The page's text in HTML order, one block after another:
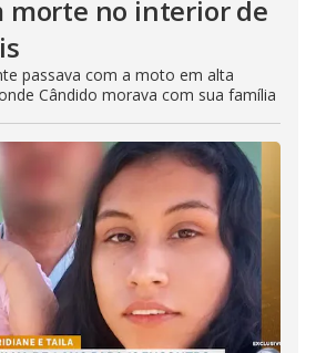
morte no interior de
passava com a moto em alta
Cândido morava com sua família